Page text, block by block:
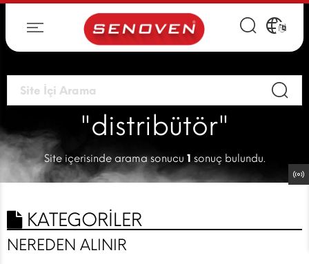
"distribütör"
Site içerisinde arama sonucu 1 sonuç bulundu.
KATEGORİLER
NEREDEN ALINIR